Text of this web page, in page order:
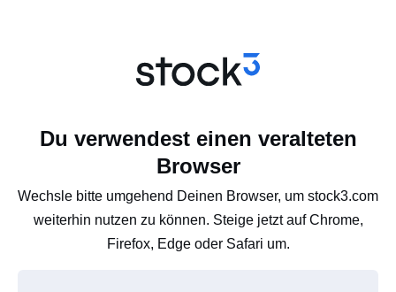
Du verwendest einen veralteten
Browser
Wechsle bitte umgehend Deinen Browser, um stock3.com
weiterhin nutzen zu können. Steige jetzt auf Chrome,
Firefox, Edge oder Safari um.